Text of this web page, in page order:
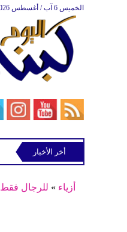
الخميس 6 آب / أغسطس 2026
في رب ثلاثين
أخر الأخبار
أزياء » للرجال فقط